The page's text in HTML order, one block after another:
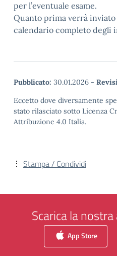
per l’eventuale esame.
Quanto prima verrà
calendario completo degli
Pubblicato: 30.01.2026 -
Eccetto dove diversamente
stato rilasciato sotto Licenza
Attribuzione 4.0 Italia.
Stampa / Condividi
Scarica la
App Store